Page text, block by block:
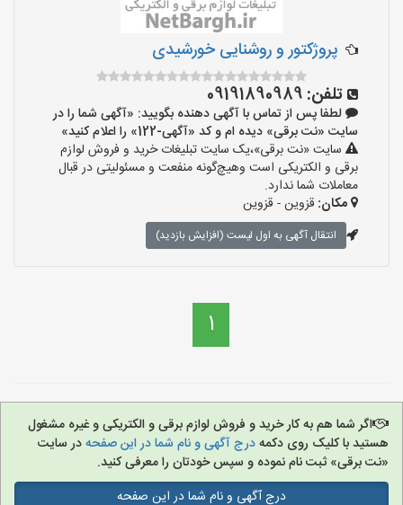
پروژکتور و روشنایی خورشیدی
تلفن: 09191890989
لطفا پس از تماس با آگهی دهنده بگویید: «آگهی شما را در
سایت «نت برقی» دیده ام و کد «آگهی-122» را اعلام کنید»
سایت «نت برقی»،یک سایت تبلیغات خرید و فروش لوازم
برقی و الکتریکی است وهیچ‌گونه منفعت و مسئولیتی در قبال
معاملات شما ندارد.
مکان: قزوین - قزوین
انتقال آگهی به اول لیست (افزایش بازدید)
1
اگر شما هم به کار خرید و فروش لوازم برقی و الکتریکی و غیره مشغول
هستید با کلیک روی دکمهدرج آگهی و نام شما در این صفحهدر سایت
«نت برقی» ثبت نام نموده و سپس خودتان را معرفی کنید.
درج آگهی و نام شما در این صفحه